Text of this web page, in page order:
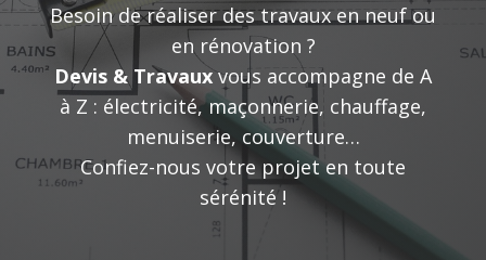
Besoin de réaliser des travaux en neuf ou
en rénovation ?
Devis & Travaux vous accompagne de A
à Z : électricité, maçonnerie, chauffage,
menuiserie, couverture…
Confiez-nous votre projet en toute
sérénité !